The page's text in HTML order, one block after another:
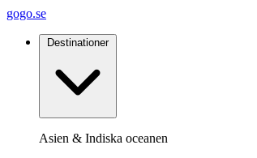
gogo.se
Destinationer
Asien & Indiska oceanen